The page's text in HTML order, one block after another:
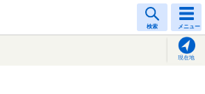
検索 メニュー
現在地